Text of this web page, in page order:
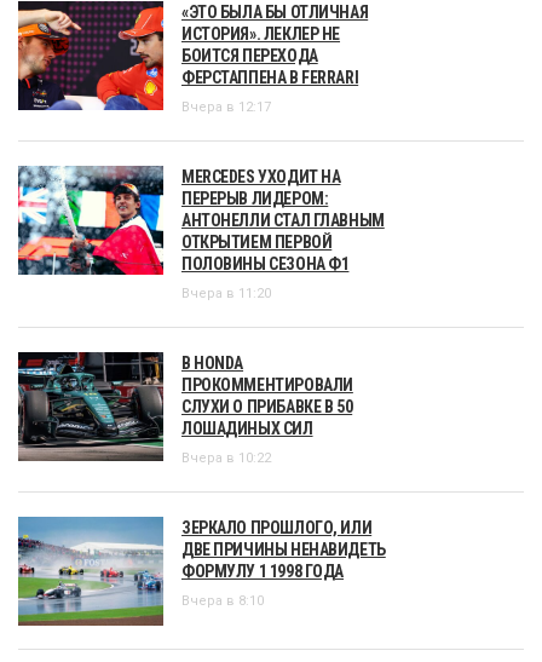
«ЭТО БЫЛА БЫ ОТЛИЧНАЯ
ИСТОРИЯ». ЛЕКЛЕР НЕ
БОИТСЯ ПЕРЕХОДА
ФЕРСТАППЕНА В FERRARI
Вчера в 12:17
MERCEDES УХОДИТ НА
ПЕРЕРЫВ ЛИДЕРОМ:
АНТОНЕЛЛИ СТАЛ ГЛАВНЫМ
ОТКРЫТИЕМ ПЕРВОЙ
ПОЛОВИНЫ СЕЗОНА Ф1
Вчера в 11:20
В HONDA
ПРОКОММЕНТИРОВАЛИ
СЛУХИ О ПРИБАВКЕ В 50
ЛОШАДИНЫХ СИЛ
Вчера в 10:22
ЗЕРКАЛО ПРОШЛОГО, ИЛИ
ДВЕ ПРИЧИНЫ НЕНАВИДЕТЬ
ФОРМУЛУ 1 1998 ГОДА
Вчера в 8:10